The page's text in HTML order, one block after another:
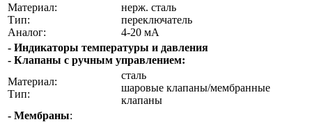
Материал:
Тип:
Аналог:
нерж. сталь
переключатель
4-20 мА
- Индикаторы температуры и давления
- Клапаны с ручным управлением:
Материал:
Тип:
сталь
шаровые клапаны/мембранные
клапаны
- Мембраны: